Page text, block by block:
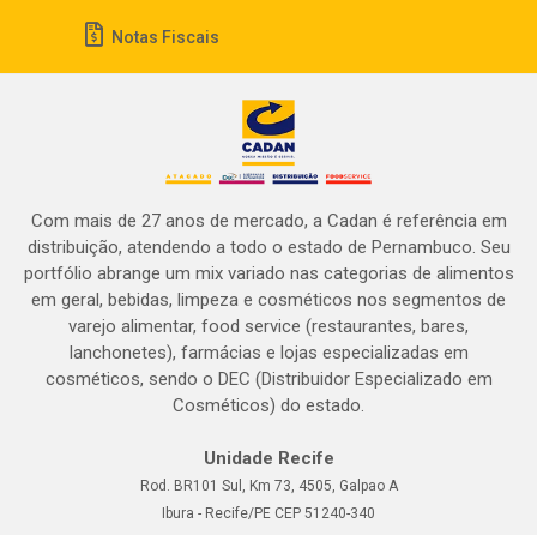
Notas Fiscais
Com mais de 27 anos de mercado, a Cadan é referência em
distribuição, atendendo a todo o estado de Pernambuco. Seu
portfólio abrange um mix variado nas categorias de alimentos
em geral, bebidas, limpeza e cosméticos nos segmentos de
varejo alimentar, food service (restaurantes, bares,
lanchonetes), farmácias e lojas especializadas em
cosméticos, sendo o DEC (Distribuidor Especializado em
Cosméticos) do estado.
Unidade Recife
Rod. BR101 Sul, Km 73, 4505, Galpao A
Ibura - Recife/PE CEP 51240-340